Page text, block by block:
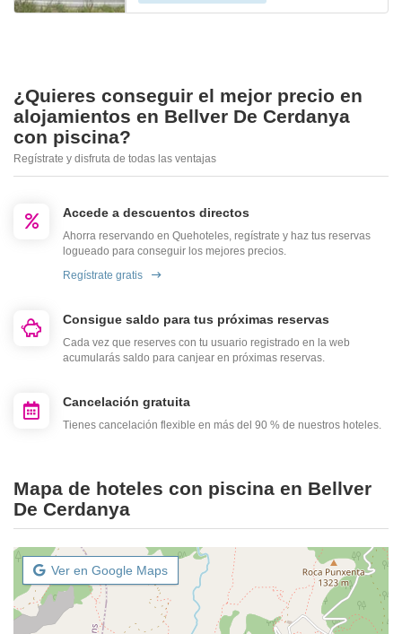
¿Quieres conseguir el mejor precio en
alojamientos en Bellver De Cerdanya
con piscina?
Regístrate y disfruta de todas las ventajas
Accede a descuentos directos
Ahorra reservando en Quehoteles, regístrate y haz tus reservas
logueado para conseguir los mejores precios.
Regístrate gratis
Consigue saldo para tus próximas reservas
Cada vez que reserves con tu usuario registrado en la web
acumularás saldo para canjear en próximas reservas.
Cancelación gratuita
Tienes cancelación flexible en más del 90 % de nuestros hoteles.
Mapa de hoteles con piscina en Bellver
De Cerdanya
Ver en Google Maps